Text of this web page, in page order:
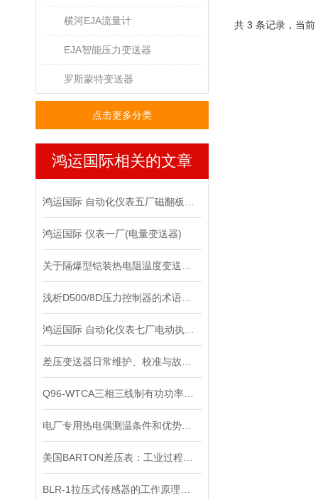
横河EJA流量计
EJA智能压力变送器
罗斯蒙特变送器
点击更多分类
鸿运国际相关的文章
鸿运国际 仪表一厂(电量变送器)
共 3 条记录，当